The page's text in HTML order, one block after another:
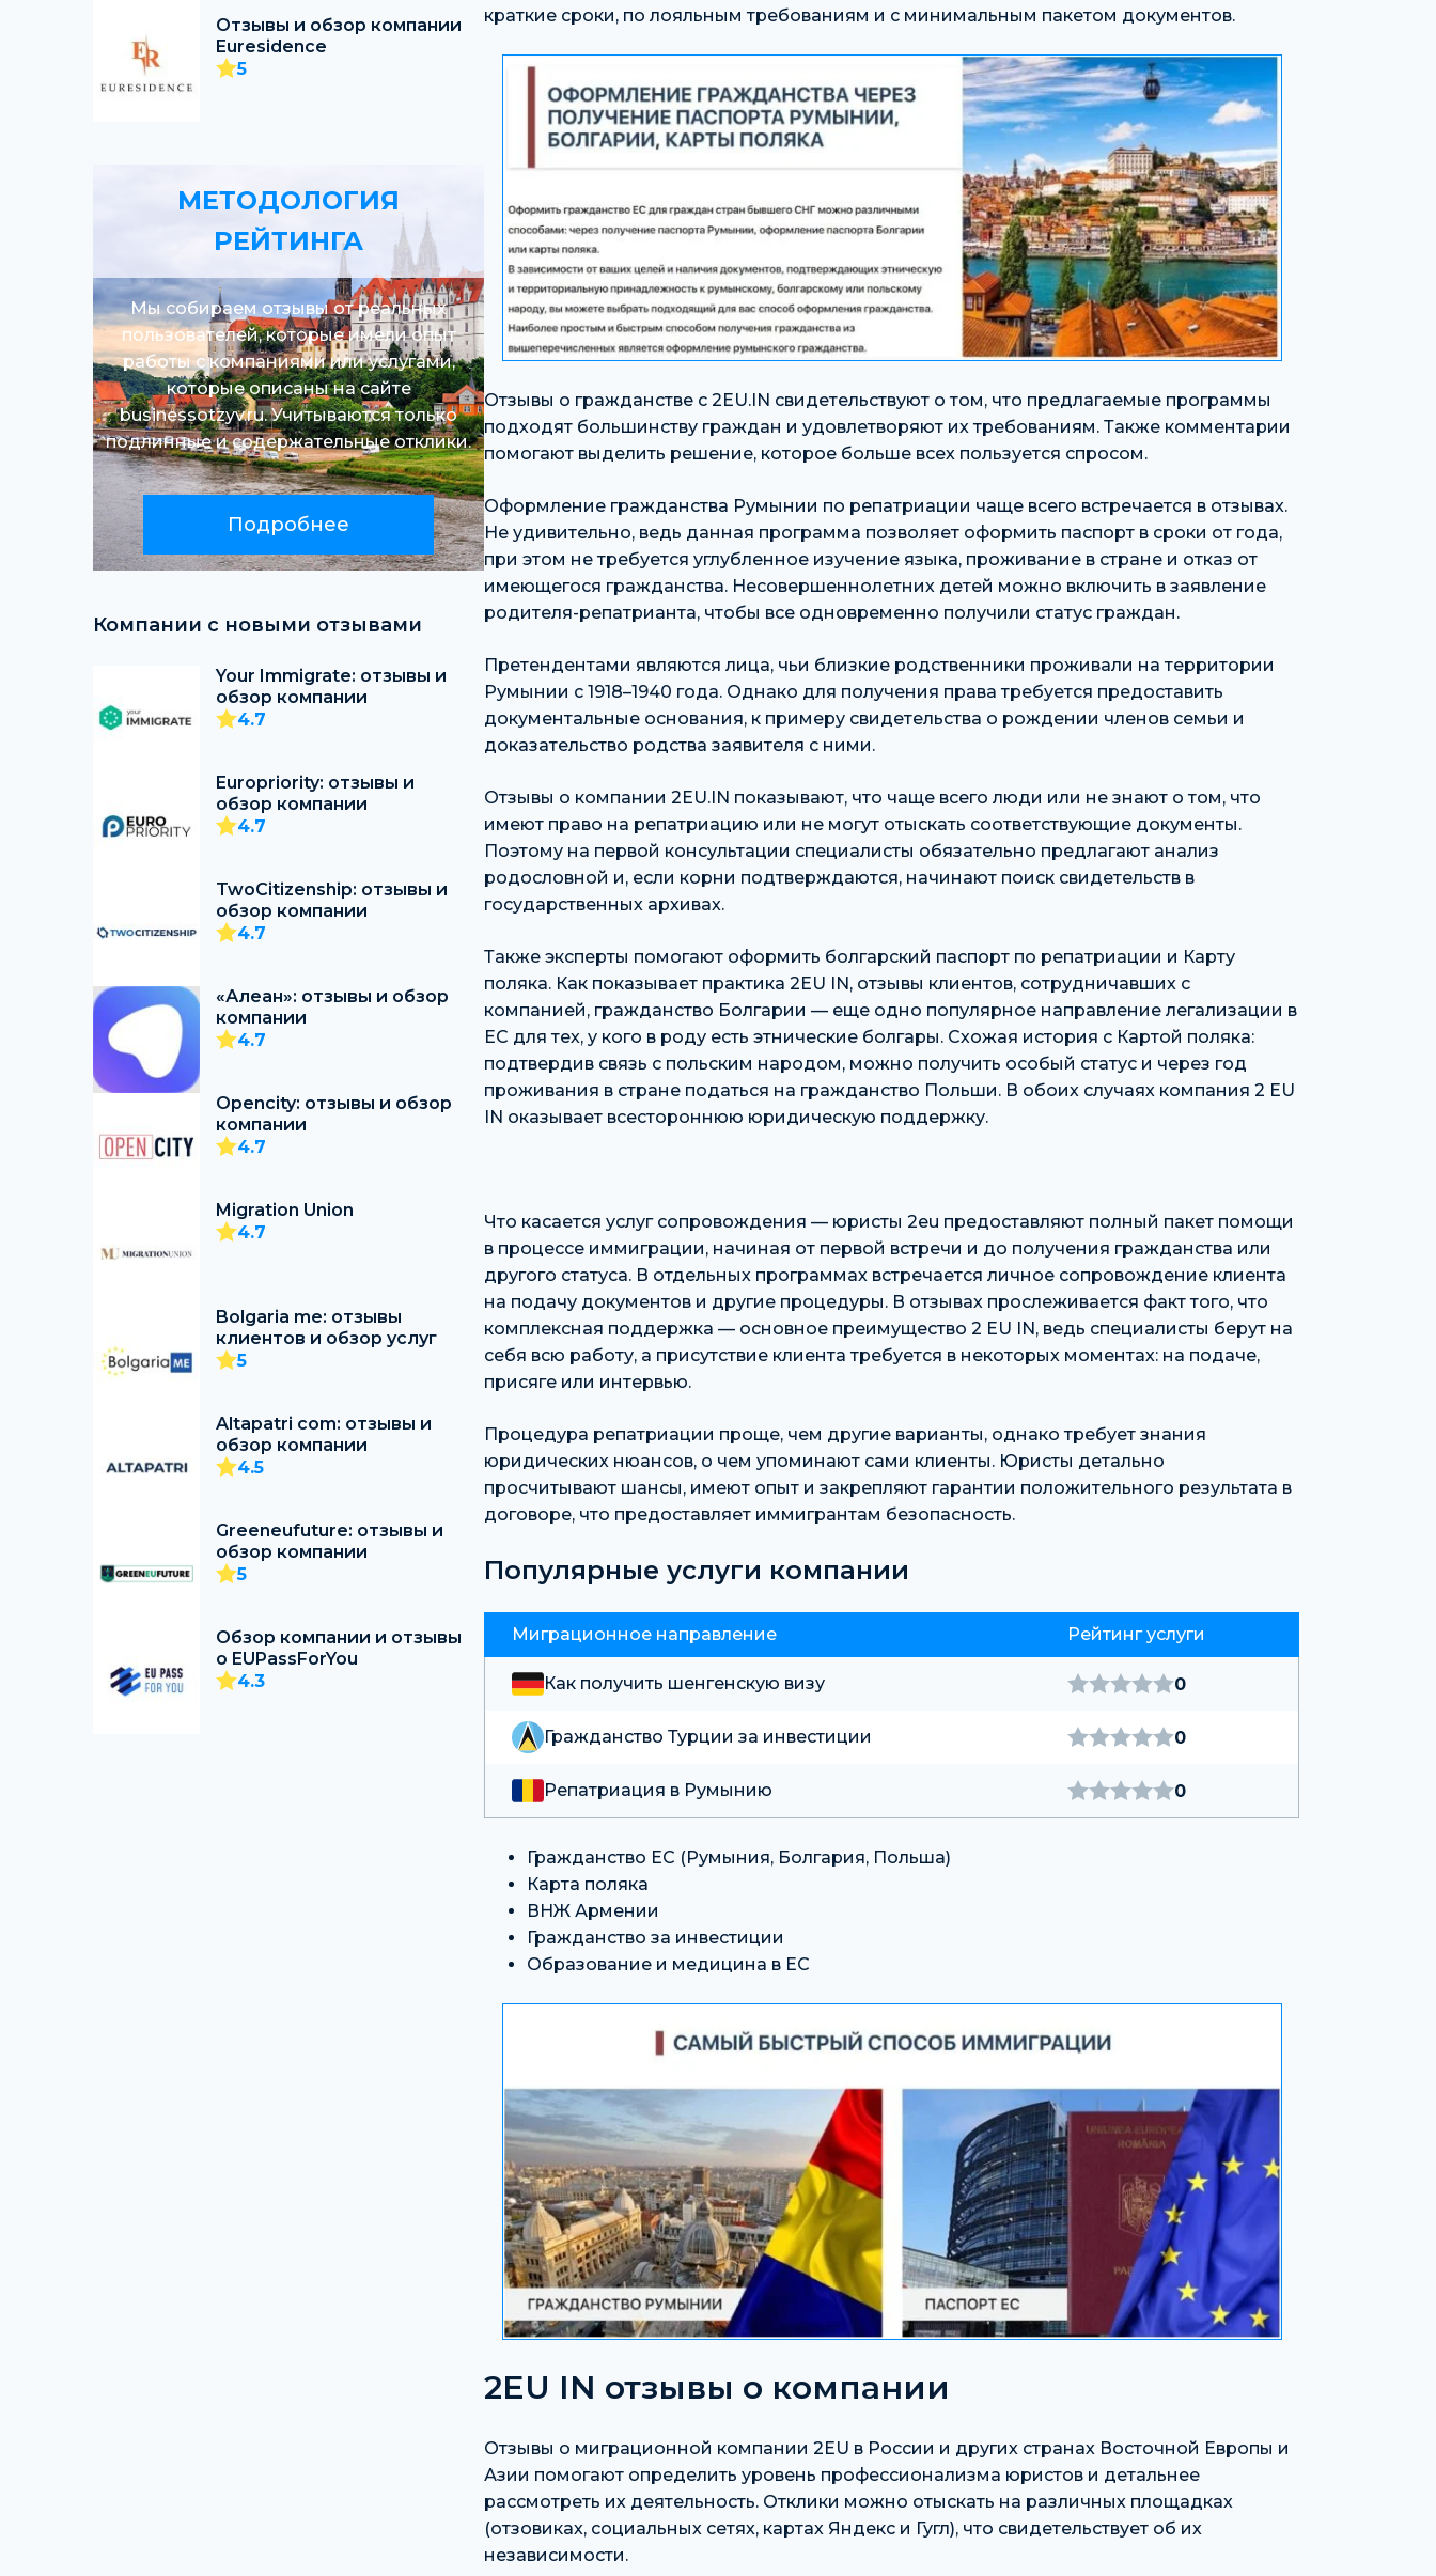
Отзывы и обзор компании
Euresidence
5
МЕТОДОЛОГИЯ
РЕЙТИНГА
Мы собираем отзывы от реальных
пользователей, которые имели опыт
работы с компаниями или услугами,
которые описаны на сайте
businessotzyv.ru. Учитываются только
подлинные и содержательные отклики.
Подробнее
Компании с новыми отзывами
Your Immigrate: отзывы и
обзор компании
4.7
Europriority: отзывы и
обзор компании
4.7
TwoCitizenship: отзывы и
обзор компании
4.7
«Алеан»: отзывы и обзор
компании
4.7
Opencity: отзывы и обзор
компании
4.7
Migration Union
4.7
Bolgaria me: отзывы
клиентов и обзор услуг
5
Altapatri com: отзывы и
обзор компании
4.5
Greeneufuture: отзывы и
обзор компании
5
Обзор компании и отзывы
о EUPassForYou
4.3
краткие сроки, по лояльным требованиям и с минимальным пакетом документов.
Отзывы о гражданстве с 2EU.IN свидетельствуют о том, что предлагаемые программы
подходят большинству граждан и удовлетворяют их требованиям. Также комментарии
помогают выделить решение, которое больше всех пользуется спросом.
Оформление гражданства Румынии по репатриации чаще всего встречается в отзывах.
Не удивительно, ведь данная программа позволяет оформить паспорт в сроки от года,
при этом не требуется углубленное изучение языка, проживание в стране и отказ от
имеющегося гражданства. Несовершеннолетних детей можно включить в заявление
родителя-репатрианта, чтобы все одновременно получили статус граждан.
Претендентами являются лица, чьи близкие родственники проживали на территории
Румынии с 1918–1940 года. Однако для получения права требуется предоставить
документальные основания, к примеру свидетельства о рождении членов семьи и
доказательство родства заявителя с ними.
Отзывы о компании 2EU.IN показывают, что чаще всего люди или не знают о том, что
имеют право на репатриацию или не могут отыскать соответствующие документы.
Поэтому на первой консультации специалисты обязательно предлагают анализ
родословной и, если корни подтверждаются, начинают поиск свидетельств в
государственных архивах.
Также эксперты помогают оформить болгарский паспорт по репатриации и Карту
поляка. Как показывает практика 2EU IN, отзывы клиентов, сотрудничавших с
компанией, гражданство Болгарии — еще одно популярное направление легализации в
ЕС для тех, у кого в роду есть этнические болгары. Схожая история с Картой поляка:
подтвердив связь с польским народом, можно получить особый статус и через год
проживания в стране податься на гражданство Польши. В обоих случаях компания 2 EU
IN оказывает всестороннюю юридическую поддержку.
Что касается услуг сопровождения — юристы 2eu предоставляют полный пакет помощи
в процессе иммиграции, начиная от первой встречи и до получения гражданства или
другого статуса. В отдельных программах встречается личное сопровождение клиента
на подачу документов и другие процедуры. В отзывах прослеживается факт того, что
комплексная поддержка — основное преимущество 2 EU IN, ведь специалисты берут на
себя всю работу, а присутствие клиента требуется в некоторых моментах: на подаче,
присяге или интервью.
Процедура репатриации проще, чем другие варианты, однако требует знания
юридических нюансов, о чем упоминают сами клиенты. Юристы детально
просчитывают шансы, имеют опыт и закрепляют гарантии положительного результата в
договоре, что предоставляет иммигрантам безопасность.
Популярные услуги компании
Миграционное направление Рейтинг услуги
Как получить шенгенскую визу 0
Гражданство Турции за инвестиции 0
Репатриация в Румынию 0
Гражданство ЕС (Румыния, Болгария, Польша)
Карта поляка
ВНЖ Армении
Гражданство за инвестиции
Образование и медицина в ЕС
2EU IN отзывы о компании
Отзывы о миграционной компании 2EU в России и других странах Восточной Европы и
Азии помогают определить уровень профессионализма юристов и детальнее
рассмотреть их деятельность. Отклики можно отыскать на различных площадках
(отзовиках, социальных сетях, картах Яндекс и Гугл), что свидетельствует об их
независимости.